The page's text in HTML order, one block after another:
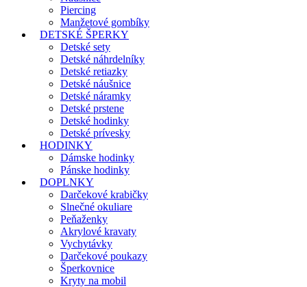
Piercing
Manžetové gombíky
DETSKÉ ŠPERKY
Detské sety
Detské náhrdelníky
Detské retiazky
Detské náušnice
Detské náramky
Detské prstene
Detské hodinky
Detské prívesky
HODINKY
Dámske hodinky
Pánske hodinky
DOPLNKY
Darčekové krabičky
Slnečné okuliare
Peňaženky
Akrylové kravaty
Vychytávky
Darčekové poukazy
Šperkovnice
Kryty na mobil